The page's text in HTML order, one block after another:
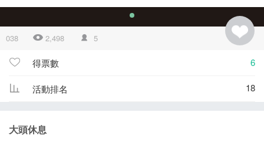
038 2,498 5
得票數 6
活動排名 18
大頭休息